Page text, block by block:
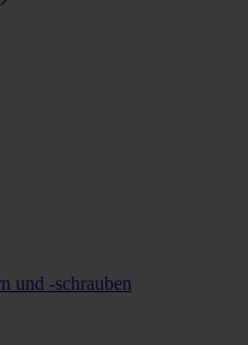
und -schrauben